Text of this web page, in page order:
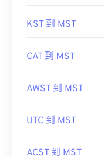
KST 到 MST
CAT 到 MST
AWST 到 MST
UTC 到 MST
ACST 到 MST